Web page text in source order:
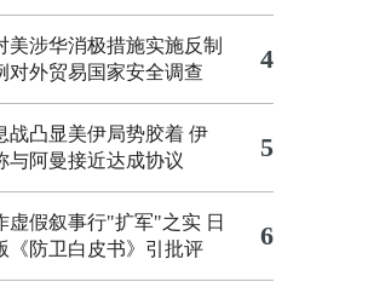
美涉华消极措施实施反制
对外贸易国家安全调查
4
战凸显美伊局势胶着 伊
与阿曼接近达成协议
5
虚假叙事行"扩军"之实 日
《防卫白皮书》引批评
6